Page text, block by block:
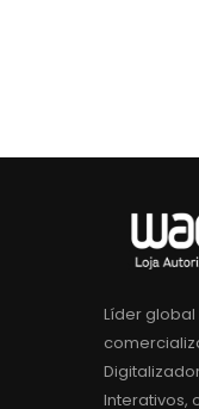
Líder
Interativos,